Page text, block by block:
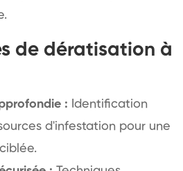
de dératisation à
: Identification
d'infestation pour une